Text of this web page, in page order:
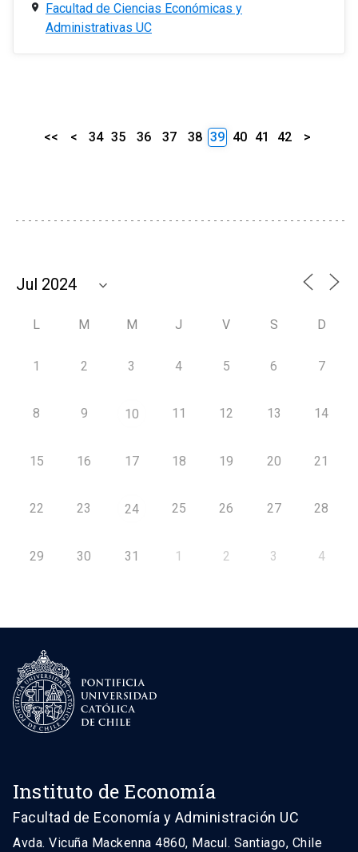
Facultad de Ciencias Económicas y
Administrativas UC
<< < 34 35 36 37 38 39 40 41 42 >
L M M J V S D
1 2 3 4 5 6 7
8 9 10 11 12 13 14
15 16 17 18 19 20 21
22 23 24 25 26 27 28
29 30 31 1 2 3 4
Instituto de Economía
Facultad de Economía y Administración UC
Avda. Vicuña Mackenna 4860, Macul. Santiago, Chile